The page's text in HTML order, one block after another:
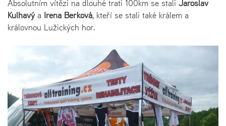
Absolutním vítězi na dlouhé trati 100km se stali Jaroslav
Kulhavýa Irena Berková, kteří se stali také králem a
královnou Lužických hor.